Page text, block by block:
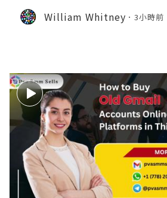
William Whitney 3小時前